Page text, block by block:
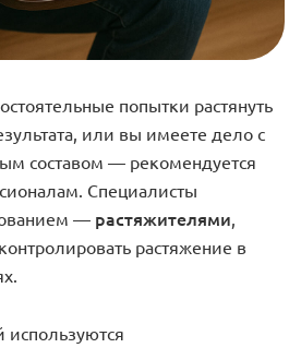
попытки растянуть
или вы имеете дело с
составом — рекомендуется
Специалисты
— растяжителями
растяжение в